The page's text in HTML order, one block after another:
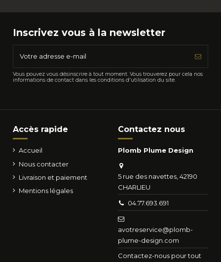
Inscrivez vous à la newsletter
Vous pouvez vous désinscrire à tout moment. Vous trouverez pour cela nos
informations de contact dans les conditions d'utilisation du site.
Accès rapide
Accueil
Nous contacter
Livraison et paiement
Mentions légales
Contactez nous
Plomb Plume Design
5 rue des navettes, 42190
CHARLIEU
04.77.693.691
avotreservice@plomb-
plume-design.com
Contactez-nous pour tout